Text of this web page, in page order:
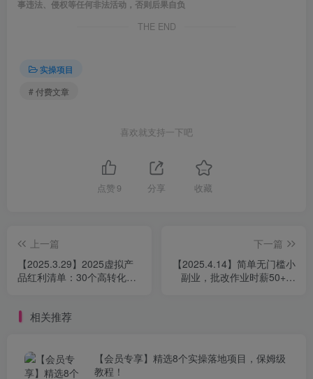
事违法、侵权等任何非法活动，否则后果自负
THE END
实操项目
# 付费文章
喜欢就支持一下吧
点赞 9 分享 收藏
上一篇
【2025.3.29】2025虚拟产
品红利清单：30个高转化选
下一篇
【2025.4.14】简单无门槛小
副业，批改作业时薪50+，
相关推荐
【会员专享】精选8个实操落地项目，保姆级
教程！